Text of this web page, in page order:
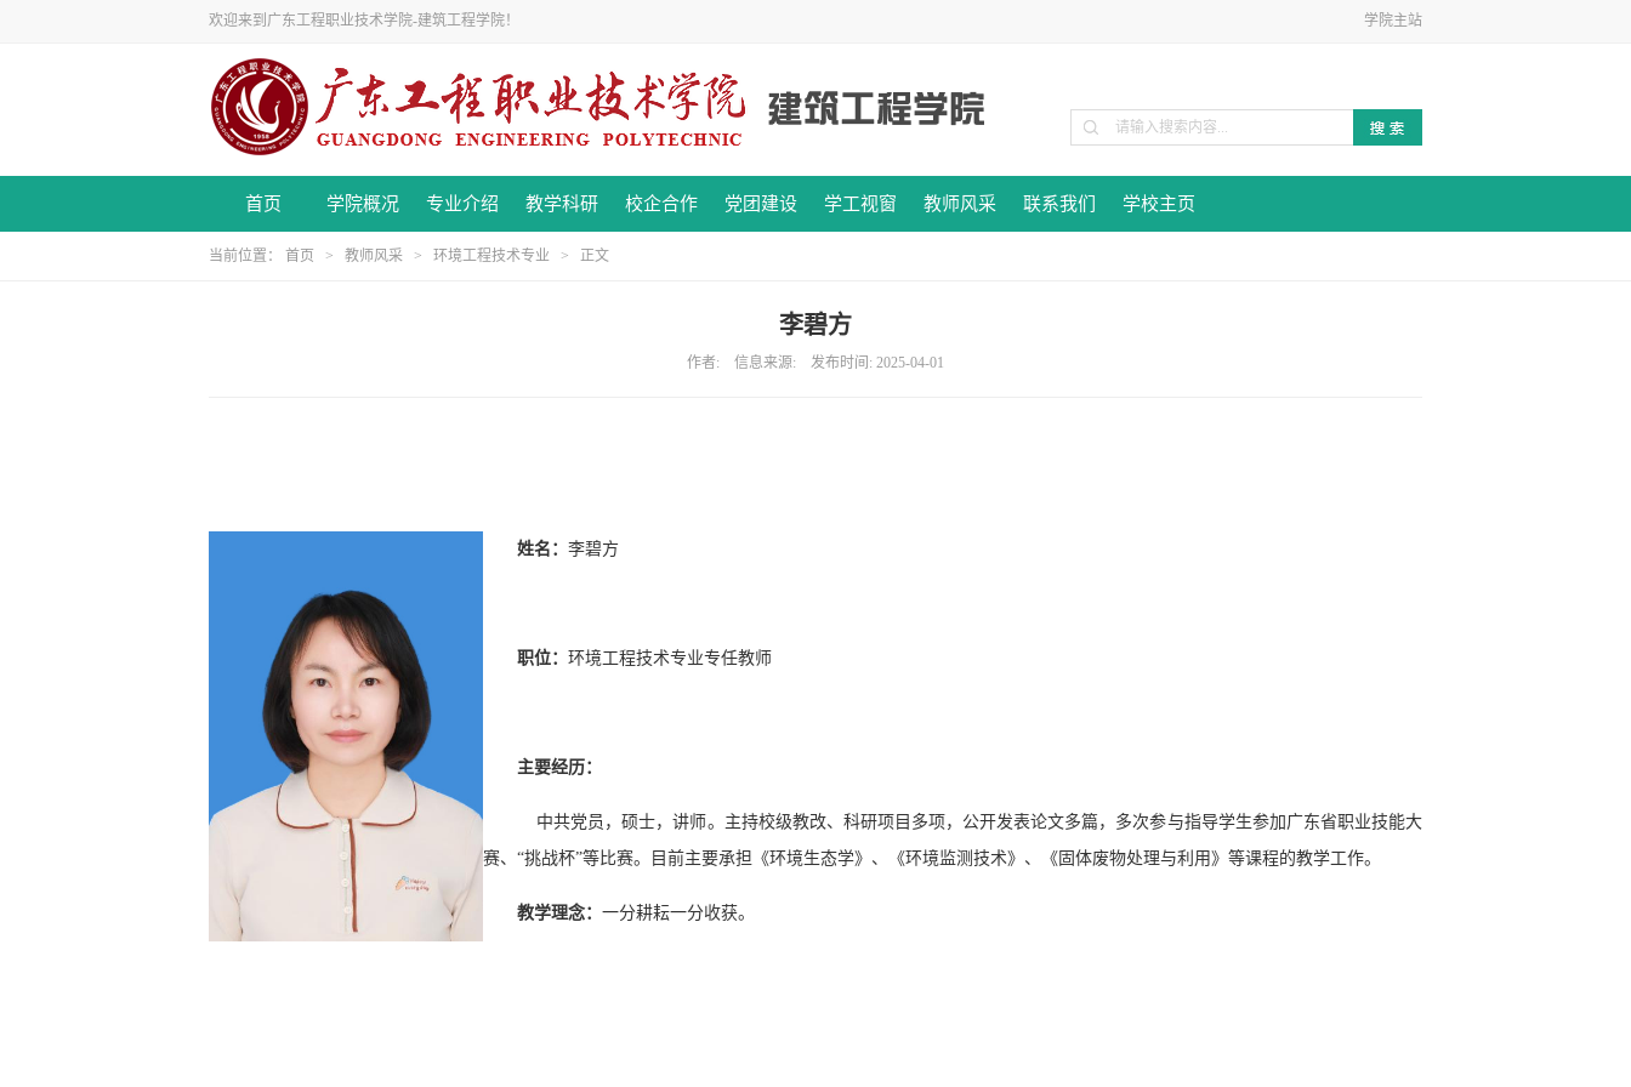
欢迎来到广东工程职业技术学院-建筑工程学院！ 学院主站
首页 学院概况 专业介绍 教学科研 校企合作 党团建设 学工视窗 教师风采 联系我们 学校主页
当前位置： 首页 > 教师风采 > 环境工程技术专业 > 正文
李碧方
作者: 信息来源: 发布时间: 2025-04-01
姓名： 李碧方
职位： 环境工程技术专业专任教师
主要经历：
中共党员，硕士，讲师。主持校级教改、科研项目多项，公开发表论文多篇，多次参与指导学生参加广东省职业技能大
赛、“挑战杯”等比赛。目前主要承担《环境生态学》、《环境监测技术》、《固体废物处理与利用》等课程的教学工作。
教学理念： 一分耕耘一分收获。